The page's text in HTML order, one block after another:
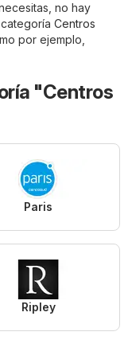
no hay
Centros
por ejemplo,
"Centros
Paris
Ripley